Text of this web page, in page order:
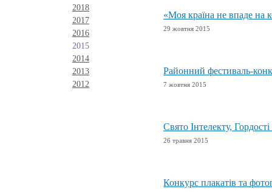
2018
2017
2016
2015
2014
2013
2012
«Моя країна не впаде на
29 жовтня 2015
Районний фестиваль-
7 жовтня 2015
Свято Інтелекту,
26 травня 2015
Конкурс плакатів та